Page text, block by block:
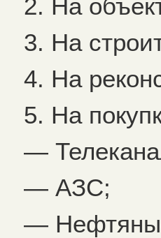
2. На
3. На
4. На
5. На
—
— АЗС;
—